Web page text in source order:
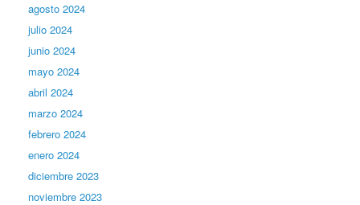
agosto 2024
julio 2024
junio 2024
mayo 2024
abril 2024
marzo 2024
febrero 2024
enero 2024
diciembre 2023
noviembre 2023